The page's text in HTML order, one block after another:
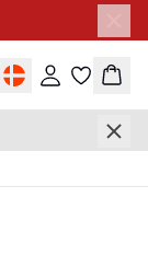
Log ind Kurv